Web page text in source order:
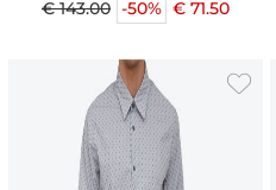
€ 143.00 -50% € 71.50